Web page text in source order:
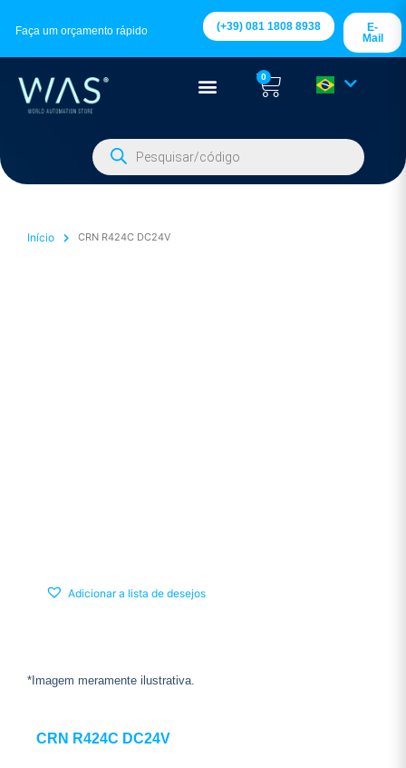
Faça um orçamento rápido (+39) 081 1808 8938
E-
Mail
0
Início CRN R424C DC24V
Adicionar a lista de desejos
*Imagem meramente ilustrativa.
CRN R424C DC24V